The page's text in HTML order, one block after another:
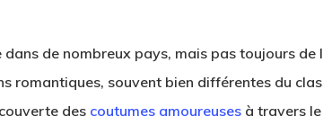
dans de nombreux pays, mais pas toujours de
romantiques, souvent bien différentes du
des coutumes amoureuses à travers le